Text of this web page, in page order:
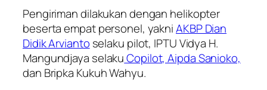
Pengiriman dilakukan dengan helikopter
beserta empat personel, yakniAKBP Dian
Didik Arvianto selaku pilot, IPTU Vidya H.
Mangundjaya selakuCopilot, Aipda Sanioko,
dan Bripka Kukuh Wahyu.